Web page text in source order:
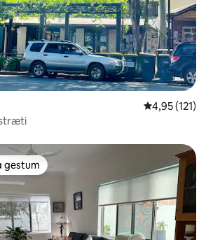
4,95 af 5 í
4,95 (121)
hjá gestum
gestum